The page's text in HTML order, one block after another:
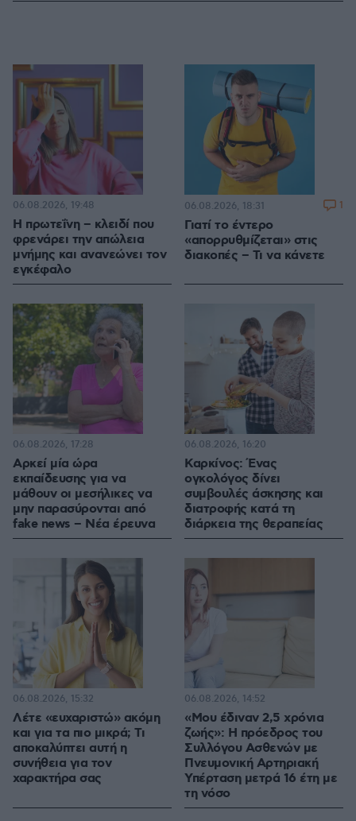
Η πρωτεΐνη – κλειδί που
φρενάρει την απώλεια
μνήμης και ανανεώνει τον
εγκέφαλο
06.08.2026, 19:48
Γιατί το έντερο
«απορρυθμίζεται» στις
διακοπές – Τι να κάνετε
06.08.2026, 18:31 1
Αρκεί μία ώρα
εκπαίδευσης για να
μάθουν οι μεσήλικες να
μην παρασύρονται από
fake news – Νέα έρευνα
06.08.2026, 17:28
Καρκίνος: Ένας
ογκολόγος δίνει
συμβουλές άσκησης και
διατροφής κατά τη
διάρκεια της θεραπείας
06.08.2026, 16:20
Λέτε «ευχαριστώ» ακόμη
και για τα πιο μικρά; Τι
αποκαλύπτει αυτή η
συνήθεια για τον
χαρακτήρα σας
06.08.2026, 15:32
«Μου έδιναν 2,5 χρόνια
ζωής»: Η πρόεδρος του
Συλλόγου Ασθενών με
Πνευμονική Αρτηριακή
Υπέρταση μετρά 16 έτη με
τη νόσο
06.08.2026, 14:52